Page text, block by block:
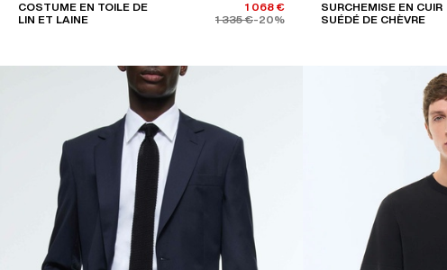
COSTUME EN TOILE DE
LIN ET LAINE
1 068 €
1 335 €-20%
SURCHEMISE EN CUIR
SUÉDÉ DE CHÈVRE